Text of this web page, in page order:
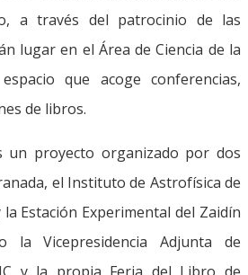
a través del patrocinio de las
lugar en el Área de Ciencia de la
que acoge conferencias,
de libros.
un proyecto organizado por dos
el Instituto de Astrofísica de
la Estación Experimental del Zaidín
la Vicepresidencia Adjunta de